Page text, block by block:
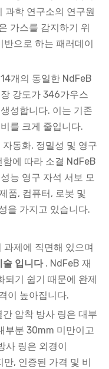
과학 연구소의 연구원
가스를 감지하기 위
으로 하는 패러데이
개의 동일한 NdFeB
강도가 346가우스
성합니다. 이는 기존
를 크게 줄입니다.
자동화, 정밀성 및 영구
에 따라 소결 NdFeB
능 영구 자석 서보 모
품, 컴퓨터, 로봇 및
을 가지고 있습니다.
제에 직면해 있으며
술 입니다 . NdFeB 재
되기 쉽기 때문에 완제
이 높아집니다.
압착 방사 링은 대부
부분 30mm 미만이고
링은 외경이
, 인증된 가격 및 비